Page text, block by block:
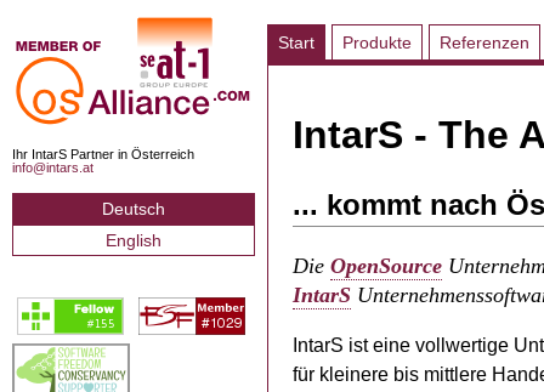
Ihr IntarS Partner in Österreich
info@intars.at
Deutsch
English
Start Produkte Referenzen
IntarS - The
... kommt nach
Die OpenSource
IntarS
IntarS ist eine vollwertige
für kleinere bis mittlere